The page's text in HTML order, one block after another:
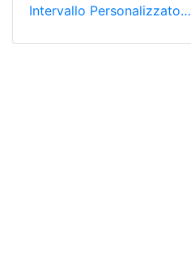
Intervallo Personalizzato…